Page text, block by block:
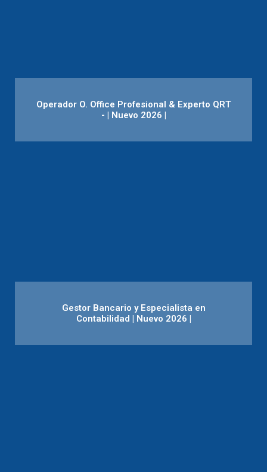
Operador O. Office Profesional & Experto QRT
- | Nuevo 2026 |
Gestor Bancario y Especialista en
Contabilidad | Nuevo 2026 |